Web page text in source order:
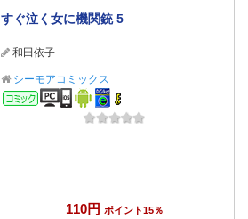
すぐ泣く女に機関銃 5
和田依子
シーモアコミックス
コミック
110円 ポイント15％